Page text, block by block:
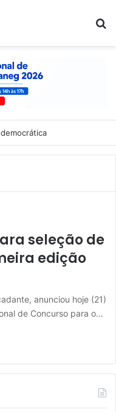
seleção de
edição
anunciou hoje (21)
de Concurso para o…